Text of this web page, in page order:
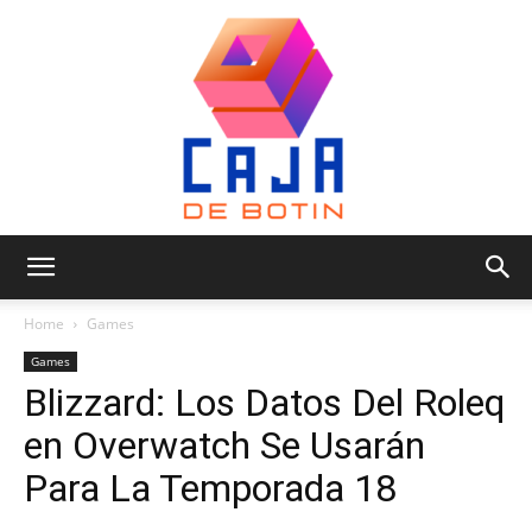
de
Botin
Home Games
Games
Blizzard: Los Datos Del Roleq
en Overwatch Se Usarán
Para La Temporada 18